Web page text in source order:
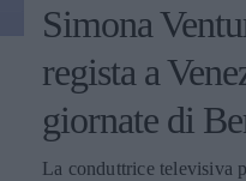
Simona
regista a
giornate di
La conduttrice televisiva